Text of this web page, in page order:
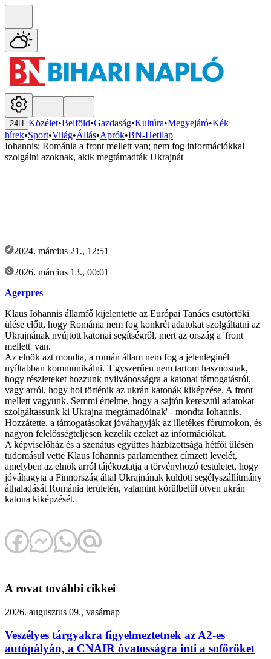
24H Közélet•Belföld•Gazdaság•Kultúra•Megyejáró•Kék
hírek•Sport•Világ•Állás•Aprók•BN-Hetilap
Iohannis: Románia a front mellett van; nem fog információkkal
szolgálni azoknak, akik megtámadták Ukrajnát
2024. március 21., 12:51
2026. március 13., 00:01
Agerpres
Klaus Iohannis államfő kijelentette az Európai Tanács csütörtöki
ülése előtt, hogy Románia nem fog konkrét adatokat szolgáltatni az
Ukrajnának nyújtott katonai segítségről, mert az ország a 'front
mellett' van.
Az elnök azt mondta, a román állam nem fog a jelenleginél
nyíltabban kommunikálni. 'Egyszerűen nem tartom hasznosnak,
hogy részleteket hozzunk nyilvánosságra a katonai támogatásról,
vagy arról, hogy hol történik az ukrán katonák kiképzése. A front
mellett vagyunk. Semmi értelme, hogy a sajtón keresztül adatokat
szolgáltassunk ki Ukrajna megtámadóinak' - mondta Iohannis.
Hozzátette, a támogatásokat jóváhagyják az illetékes fórumokon, és
nagyon felelősségteljesen kezelik ezeket az információkat.
A képviselőház és a szenátus együttes házbizottsága hétfői ülésén
tudomásul vette Klaus Iohannis parlamenthez címzett levelét,
amelyben az elnök arról tájékoztatja a törvényhozó testületet, hogy
jóváhagyta a Finnország által Ukrajnának küldött segélyszállítmány
áthaladását Románia területén, valamint körülbelül ötven ukrán
katona kiképzését.
A rovat további cikkei
2026. augusztus 09., vasárnap
Veszélyes tárgyakra figyelmeztetnek az A2-es
autópályán, a CNAIR óvatosságra inti a sofőröket